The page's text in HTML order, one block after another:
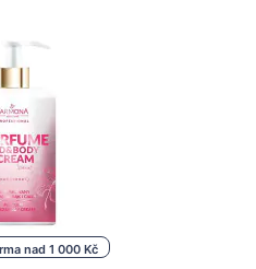
nad 1 000 Kč